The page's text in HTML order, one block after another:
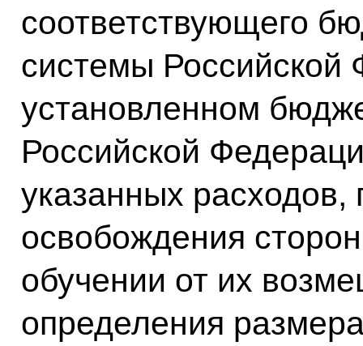
соответствующего
системы Российской
установленном
Российской
указанных расходов,
освобождения
обучении от их
определения